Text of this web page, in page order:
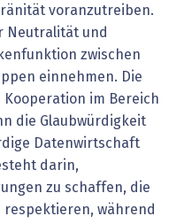
voranzutreiben.
Neutralität und
zwischen
einnehmen. Die
im Bereich
die Glaubwürdigkeit
Datenwirtschaft
darin,
zu schaffen, die
während